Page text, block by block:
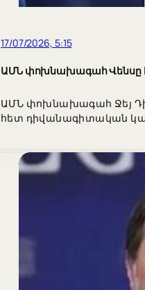
17/07/2026, 5:15
ԱՄՆ փոխնախագահ Վենսը
ԱՄՆ փոխնախագահ Ջեյ Դի
հետ դիվանագիտական